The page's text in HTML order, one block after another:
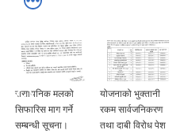
रासायनिक मलको
सिफारिस माग गर्ने
सम्बन्धी सूचना।
योजनाको भुक्तानी
रकम सार्वजनिकरण
तथा दाबी विरोध पेश